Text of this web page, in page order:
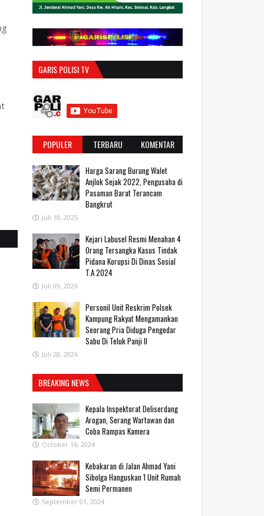
GARIS POLISI TV
POPULER TERBARU KOMENTAR
Harga Sarang Burung Walet
Anjlok Sejak 2022, Pengusaha di
Pasaman Barat Terancam
Bangkrut
Juli 18, 2025
‎Kejari Labusel Resmi Menahan 4
Orang Tersangka Kasus Tindak
Pidana Korupsi Di Dinas Sosial
T.A 2024
Juli 09, 2026
Personil Unit Reskrim Polsek
Kampung Rakyat Mengamankan
Seorang Pria Diduga Pengedar
Sabu Di Teluk Panji II
Juli 28, 2026
BREAKING NEWS
Kepala Inspektorat Deliserdang
Arogan, Serang Wartawan dan
Coba Rampas Kamera
October 16, 2024
Kebakaran di Jalan Ahmad Yani
Sibolga Hanguskan 1 Unit Rumah
Semi Permanen
September 01, 2024